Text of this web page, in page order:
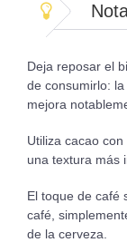
Deja reposar el
de consumirlo:
mejora
Utiliza cacao
una textura más
El toque de café
café,
de la cerveza.